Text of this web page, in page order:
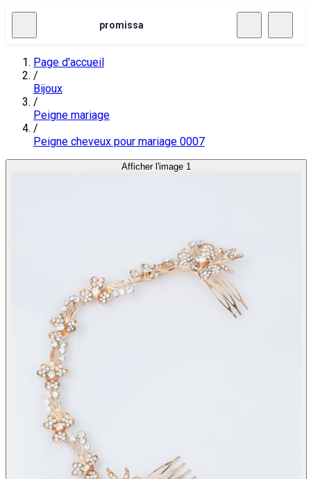
promissa
Page d'accueil
/
Bijoux
/
Peigne mariage
/
Peigne cheveux pour mariage 0007
Afficher l'image 1